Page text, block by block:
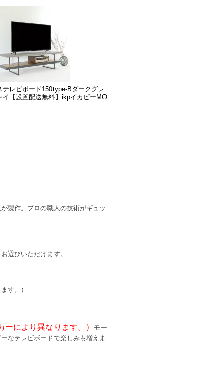
テレビボード150type-Bダークグレ
イ【設置配送無料】ikpイカピーMO
製作。プロの職人の技術がギュッ
選びいただけます。
す。）
により異なります。）
モー
なテレビボードで楽しみも増えま